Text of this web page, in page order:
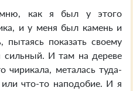
как я был у этого
и у меня был камень и
пытаясь показать своему
сильный. И там на дереве
чирикала, металась туда-
что-то наподобие. И я